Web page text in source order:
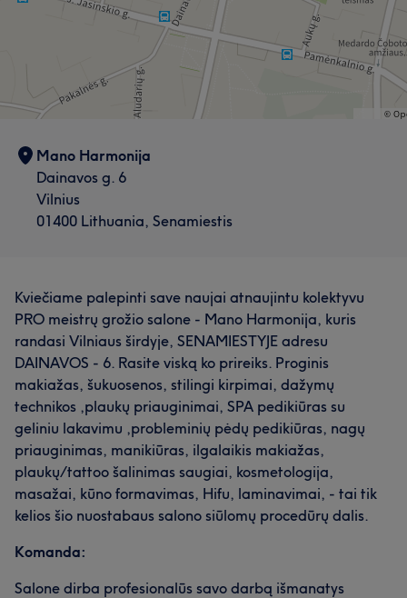
išsirink procedūrą ir susisiek su manimi, kursime grožį
kartu! 😊🌺 ⚡️ Sekite mano darbus :
http://www.instragram.com/deimante.pmu
Paslaugos
Darbų galerija
Mūsų klientų nuomonė apie darbuotoją: Greta
Profesionalus 14 Aukštos kvalifikacijos
Mano Harmonija
Dainavos g. 6
Vilnius
01400 Lithuania, Senamiestis
Kviečiame palepinti save naujai atnaujintu kolektyvu
PRO meistrų grožio salone - Mano Harmonija, kuris
randasi Vilniaus širdyje, SENAMIESTYJE adresu
DAINAVOS - 6. Rasite viską ko prireiks. Proginis
makiažas, šukuosenos, stilingi kirpimai, dažymų
technikos ,plaukų priauginimai, SPA pedikiūras su
geliniu lakavimu ,probleminių pėdų pedikiūras, nagų
priauginimas, manikiūras, ilgalaikis makiažas,
plaukų/tattoo šalinimas saugiai, kosmetologija,
masažai, kūno formavimas, Hifu, laminavimai, - tai tik
kelios šio nuostabaus salono siūlomų procedūrų dalis.
Komanda:
Salone dirba profesionalūs savo darbą išmanatys